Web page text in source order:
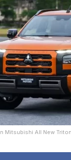
Mitsubishi All New